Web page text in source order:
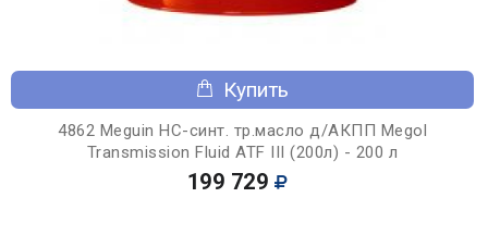
Купить
4862 Meguin НС-синт. тр.масло д/АКПП Megol
Transmission Fluid ATF III (200л) - 200 л
199 729